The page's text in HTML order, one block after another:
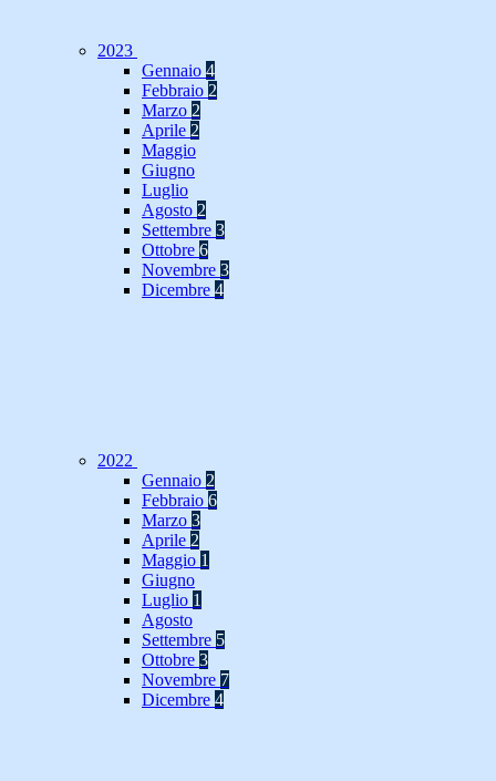
2023
Gennaio 4
Febbraio 2
Marzo 2
Aprile 2
Maggio
Giugno
Luglio
Agosto 2
Settembre 3
Ottobre 6
Novembre 3
Dicembre 4
2022
Gennaio 2
Febbraio 6
Marzo 3
Aprile 2
Maggio 1
Giugno
Luglio 1
Agosto
Settembre 5
Ottobre 3
Novembre 7
Dicembre 4